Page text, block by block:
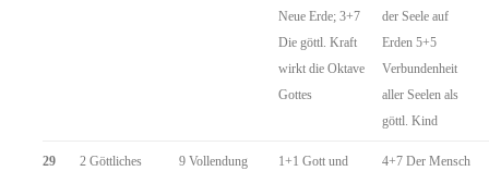
Neue Erde; 3+7
Die göttl. Kraft
wirkt die Oktave
Gottes
der Seele auf
Erden 5+5
Verbundenheit
aller Seelen als
göttl. Kind
29
2 Göttliches
9 Vollendung
1+1 Gott und
4+7 Der Mensch